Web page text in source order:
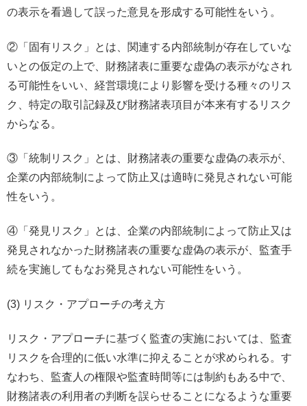
の表示を看過して誤った意見を形成する可能性をいう。
②「固有リスク」とは、関連する内部統制が存在していな
いとの仮定の上で、財務諸表に重要な虚偽の表示がなされ
る可能性をいい、経営環境により影響を受ける種々のリス
ク、特定の取引記録及び財務諸表項目が本来有するリスク
からなる。
③「統制リスク」とは、財務諸表の重要な虚偽の表示が、
企業の内部統制によって防止又は適時に発見されない可能
性をいう。
④「発見リスク」とは、企業の内部統制によって防止又は
発見されなかった財務諸表の重要な虚偽の表示が、監査手
続を実施してもなお発見されない可能性をいう。
(3) リスク・アプローチの考え方
リスク・アプローチに基づく監査の実施においては、監査
リスクを合理的に低い水準に抑えることが求められる。す
なわち、監査人の権限や監査時間等には制約もある中で、
財務諸表の利用者の判断を誤らせることになるような重要